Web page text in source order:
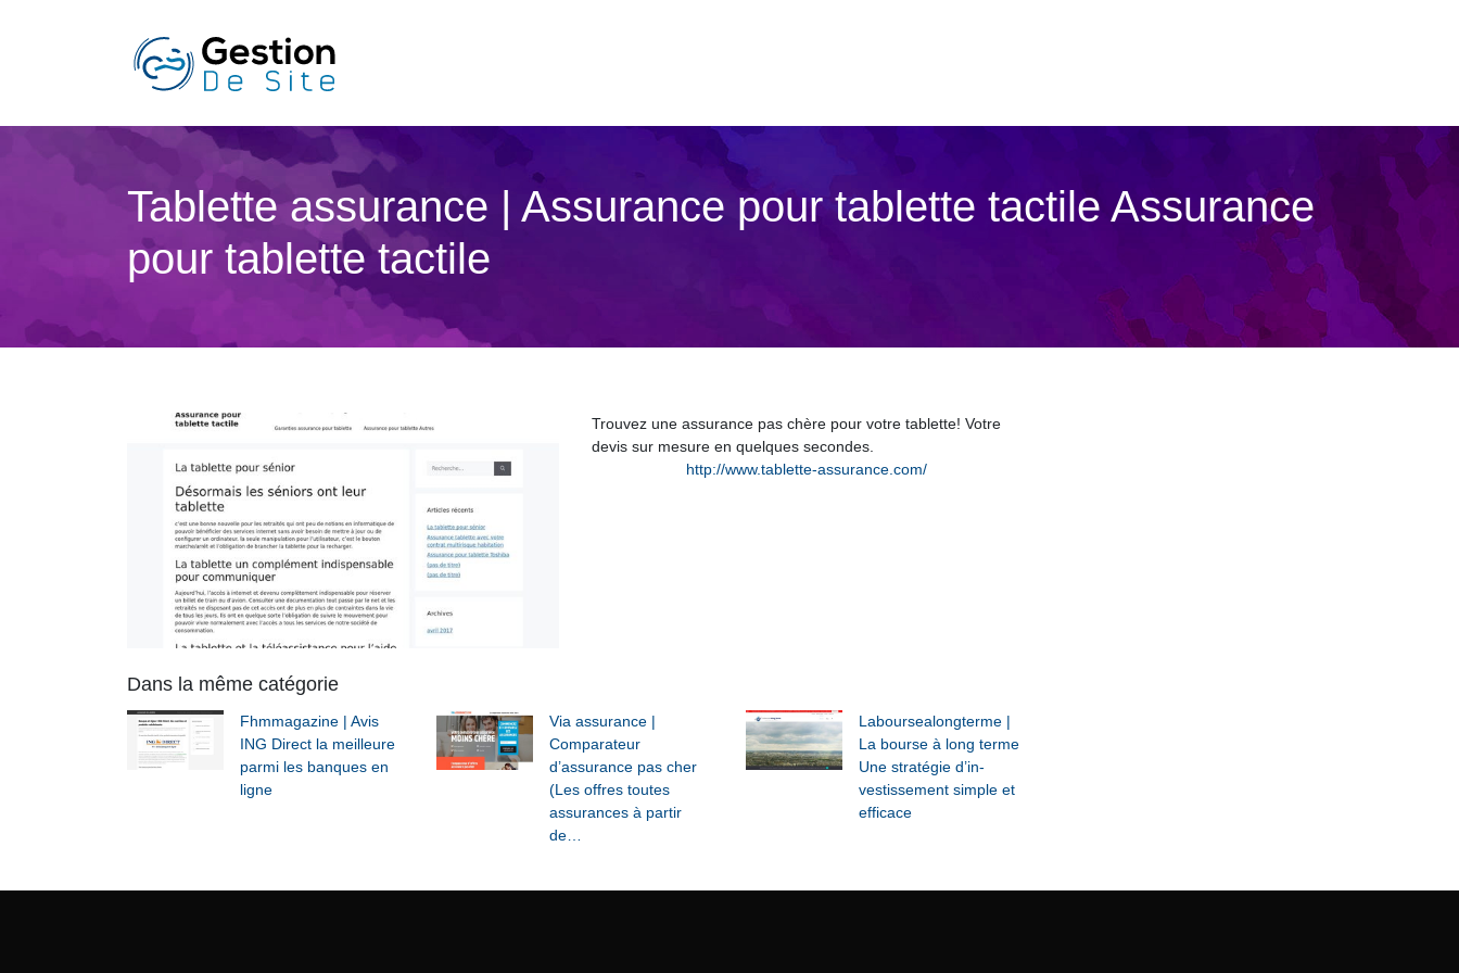
Tablette assurance | Assurance pour tablette tactile Assurance
pour tablette tactile
Trouvez une assurance pas chère pour votre tablette! Votre
devis sur mesure en quelques secondes.
http://www.tablette-assurance.com/
Dans la même catégorie
Fhmmagazine | Avis
ING Direct la meilleure
parmi les banques en
ligne
Via assurance |
Comparateur
d’assurance pas cher
(Les offres toutes
assurances à partir
de…
Labour­sea­longter­me |
La bourse à long terme
Une stratégie d’in­
vestis­se­ment simple et
efficace